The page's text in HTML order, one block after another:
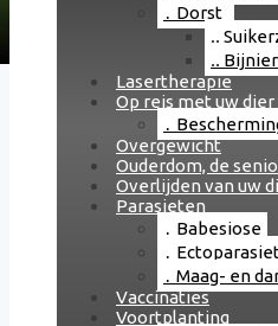
Dorst
Lasertherapie
Op reis met uw dier
Overgewicht
Ouderdom, de
Overlijden van uw
Parasieten
Babesiose
Maag- en
Vaccinaties
Voortplanting